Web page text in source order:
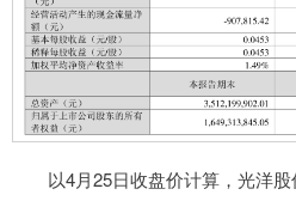
以4月25日收盘价计算，光洋股